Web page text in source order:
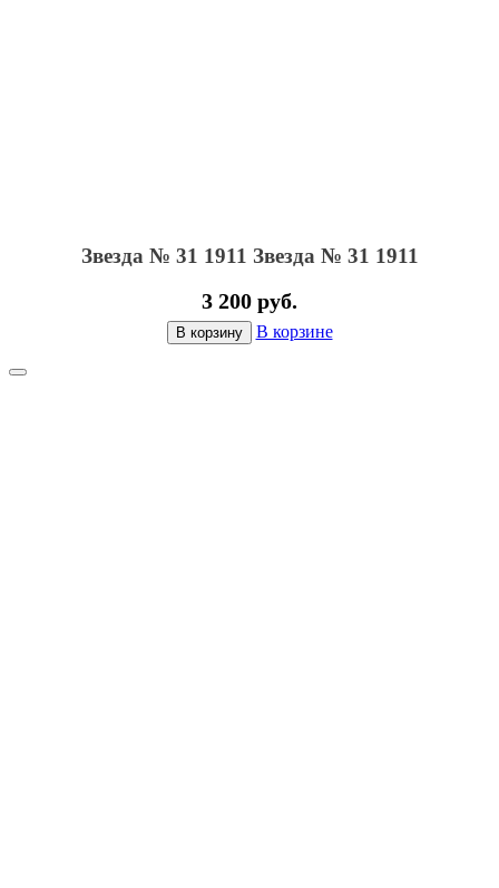
Звезда № 31 1911 Звезда № 31 1911
3 200 руб.
В корзину В корзине